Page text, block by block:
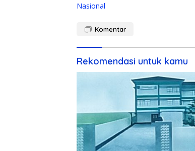
Nasional
Komentar
Rekomendasi untuk kamu